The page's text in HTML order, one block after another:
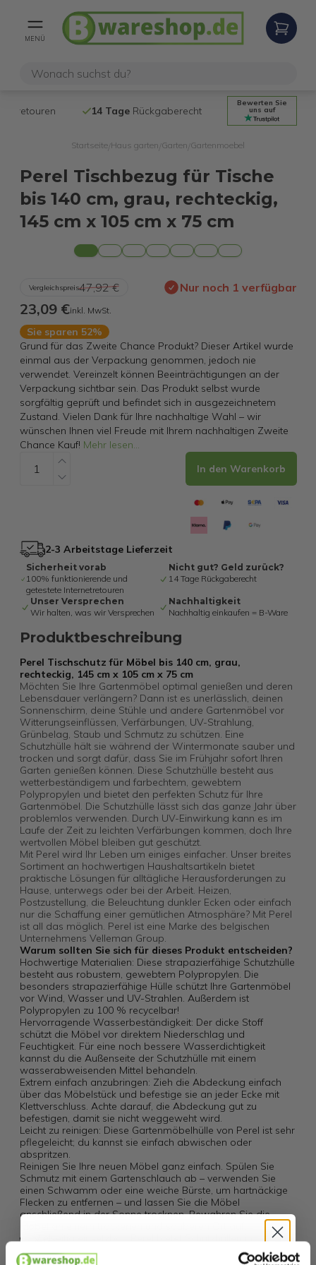
MENÜ
14 Tage Rückgaberecht Kostenloser
Bewerten Sie
uns auf
Startseite Haus garten Garten Gartenmoebel
Perel Tischbezug für Tische
bis 140 cm, grau, rechteckig,
145 cm x 105 cm x 75 cm
Vergleichspreis47,92 € Nur noch 1 verfügbar
23,09 €inkl. MwSt.
Sie sparen 52%
Grund für das Zweite Chance Produkt? Dieser Artikel wurde
einmal aus der Verpackung genommen, jedoch nie
verwendet. Vereinzelt können Beeinträchtigungen an der
Verpackung sichtbar sein. Das Produkt selbst wurde
sorgfältig geprüft und befindet sich in ausgezeichnetem
Zustand. Vielen Dank für Ihre nachhaltige Wahl – wir
wünschen Ihnen viel Freude mit Ihrem nachhaltigen Zweite
Chance Kauf! Mehr lesen...
In den Warenkorb
2-3 Arbeitstage Lieferzeit
Sicherheit vorab
100% funktionierende und
getestete Internetretouren
Nicht gut? Geld zurück?
14 Tage Rückgaberecht
Unser Versprechen
Wir halten, was wir Versprechen
Nachhaltigkeit
Nachhaltig einkaufen = B-Ware
Produktbeschreibung
Perel Tischschutz für Möbel bis 140 cm, grau,
rechteckig, 145 cm x 105 cm x 75 cm
Möchten Sie Ihre Gartenmöbel optimal genießen und deren
Lebensdauer verlängern? Dann ist es unerlässlich, deinen
Sonnenschirm, deine Stühle und andere Gartenmöbel vor
Witterungseinflüssen, Verfärbungen, UV-Strahlung,
Grünbelag, Staub und Schmutz zu schützen. Eine
Schutzhülle hält sie während der Wintermonate sauber und
trocken und sorgt dafür, dass Sie im Frühjahr sofort Ihren
Garten genießen können. Diese Schutzhülle besteht aus
wetterbeständigem und farbechtem, gewebtem
Polypropylen und bietet den perfekten Schutz für Ihre
Gartenmöbel. Die Schutzhülle lässt sich das ganze Jahr über
problemlos verwenden. Durch UV-Einwirkung kann es im
Laufe der Zeit zu leichten Verfärbungen kommen, doch Ihre
wertvollen Möbel bleiben gut geschützt.
Mit Perel wird Ihr Leben um einiges einfacher. Unser breites
Sortiment an hochwertigen Haushaltsartikeln bietet
praktische Lösungen für alltägliche Herausforderungen zu
Hause, unterwegs oder bei der Arbeit. Heizen,
Postzustellung, die Beleuchtung dunkler Ecken oder einfach
nur die Schaffung einer gemütlichen Atmosphäre? Mit Perel
ist all das möglich. Perel ist eine Marke des belgischen
Unternehmens Velleman Group.
Warum sollten Sie sich für dieses Produkt entscheiden?
Hochwertige Materialien: Diese strapazierfähige Schutzhülle
besteht aus robustem, gewebtem Polypropylen. Die
besonders strapazierfähige Hülle schützt Ihre Gartenmöbel
vor Wind, Wasser und UV-Strahlen. Außerdem ist
Polypropylen zu 100 % recycelbar!
Hervorragende Wasserbeständigkeit: Der dicke Stoff
schützt die Möbel vor direktem Niederschlag und
Feuchtigkeit. Für eine noch bessere Wasserdichtigkeit
kannst du die Außenseite der Schutzhülle mit einem
wasserabweisenden Mittel behandeln.
Extrem einfach anzubringen: Zieh die Abdeckung einfach
über das Möbelstück und befestige sie an jeder Ecke mit
Klettverschluss. Achte darauf, die Abdeckung gut zu
befestigen, damit sie nicht weggeweht wird.
Leicht zu reinigen: Diese Gartenmöbelhülle von Perel ist sehr
pflegeleicht; du kannst sie einfach abwischen oder
abspritzen.
Reinigen Sie Ihre neuen Möbel ganz einfach. Spülen Sie
Schmutz mit einem Gartenschlauch ab – verwenden Sie
einen Schwamm oder eine weiche Bürste, um hartnäckige
Flecken zu entfernen – und lassen Sie die Möbel
anschließend in der Sonne trocknen. Bewahren Sie die
verschiedenen Größen und Farben an. Messen Sie vor dem
Kauf die Abmessungen Ihrer Gartenmöbel und wählen Sie